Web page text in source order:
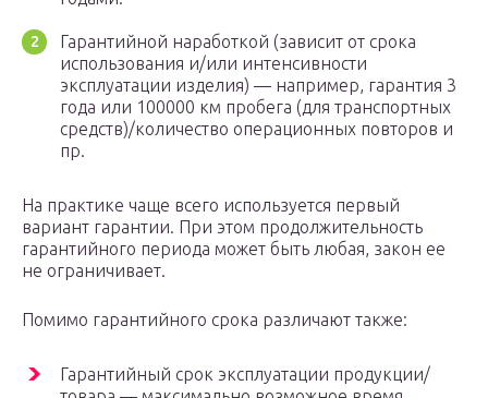
Гарантийной наработкой (зависит от срока
использования и/или интенсивности
эксплуатации изделия) — например, гарантия 3
года или 100000 км пробега (для транспортных
средств)/количество операционных повторов и
пр.
На практике чаще всего используется первый
вариант гарантии. При этом продолжительность
гарантийного периода может быть любая, закон ее
не ограничивает.
Помимо гарантийного срока различают также:
Гарантийный срок эксплуатации продукции/